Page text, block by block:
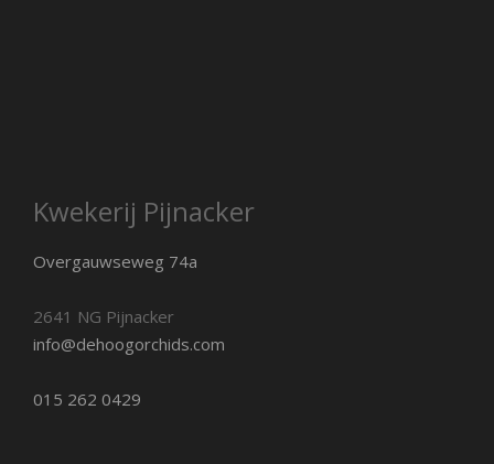
Kwekerij Pijnacker
Overgauwseweg 74a
2641 NG Pijnacker
info@dehoogorchids.com
015 262 0429